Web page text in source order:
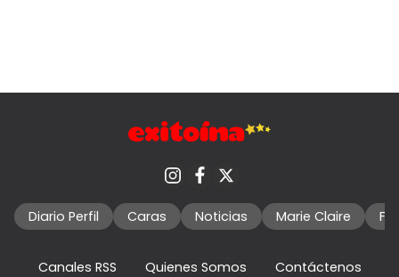
Diario Perfil Caras Noticias Marie Claire
Canales RSS Quienes Somos
Contáctenos